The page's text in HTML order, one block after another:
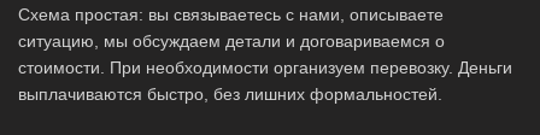
Схема простая: вы связываетесь с нами, описываете
ситуацию, мы обсуждаем детали и договариваемся о
стоимости. При необходимости организуем перевозку. Деньги
выплачиваются быстро, без лишних формальностей.